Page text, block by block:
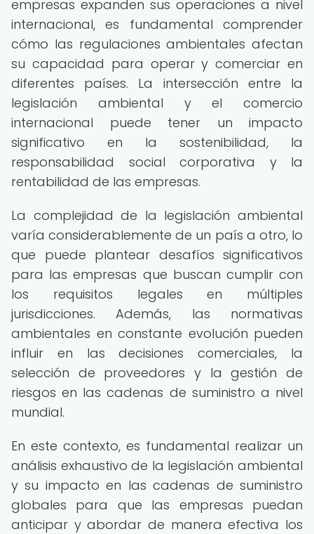
empresas expanden sus operaciones a nivel
internacional, es fundamental comprender
cómo las regulaciones ambientales afectan
su capacidad para operar y comerciar en
diferentes países. La intersección entre la
legislación ambiental y el comercio
internacional puede tener un impacto
significativo en la sostenibilidad, la
responsabilidad social corporativa y la
rentabilidad de las empresas.
La complejidad de la legislación ambiental
varía considerablemente de un país a otro, lo
que puede plantear desafíos significativos
para las empresas que buscan cumplir con
los requisitos legales en múltiples
jurisdicciones. Además, las normativas
ambientales en constante evolución pueden
influir en las decisiones comerciales, la
selección de proveedores y la gestión de
riesgos en las cadenas de suministro a nivel
mundial.
En este contexto, es fundamental realizar un
análisis exhaustivo de la legislación ambiental
y su impacto en las cadenas de suministro
globales para que las empresas puedan
anticipar y abordar de manera efectiva los